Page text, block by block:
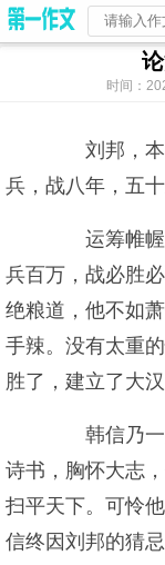
时间：
刘邦，本
兵，战八年，五十
运筹帷幄
兵百万，战必胜
绝粮道，他不如
手辣。没有太重
胜了，建立了大汉
韩信乃一
诗书，胸怀大志
扫平天下。可怜
信终因刘邦的猜